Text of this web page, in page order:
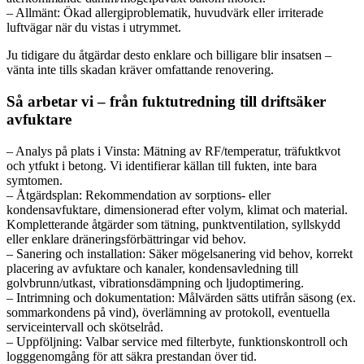
– Allmänt: Ökad allergiproblematik, huvudvärk eller irriterade
luftvägar när du vistas i utrymmet.
Ju tidigare du åtgärdar desto enklare och billigare blir insatsen –
vänta inte tills skadan kräver omfattande renovering.
Så arbetar vi – från fuktutredning till driftsäker
avfuktare
– Analys på plats i Vinsta: Mätning av RF/temperatur, träfuktkvot
och ytfukt i betong. Vi identifierar källan till fukten, inte bara
symtomen.
– Åtgärdsplan: Rekommendation av sorptions- eller
kondensavfuktare, dimensionerad efter volym, klimat och material.
Kompletterande åtgärder som tätning, punktventilation, syllskydd
eller enklare dräneringsförbättringar vid behov.
– Sanering och installation: Säker mögelsanering vid behov, korrekt
placering av avfuktare och kanaler, kondensavledning till
golvbrunn/utkast, vibrationsdämpning och ljudoptimering.
– Intrimning och dokumentation: Målvärden sätts utifrån säsong (ex.
sommarkondens på vind), överlämning av protokoll, eventuella
serviceintervall och skötselråd.
– Uppföljning: Valbar service med filterbyte, funktionskontroll och
logggenomgång för att säkra prestandan över tid.